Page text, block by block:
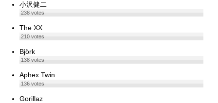
小沢健二
238votes
The XX
210votes
Björk
138votes
Aphex Twin
136votes
Gorillaz